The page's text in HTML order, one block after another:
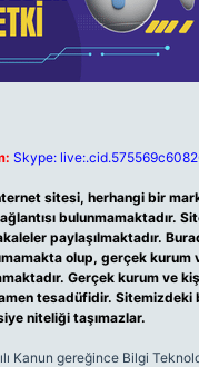
Skype:
sitesi, herhangi bir
bulunmamaktadır.
paylaşılmaktadır.
olup, gerçek kurum
Gerçek kurum ve
tesadüfidir. Sitemizdeki
niteliği taşımazlar.
Kanun gereğince Bilgi